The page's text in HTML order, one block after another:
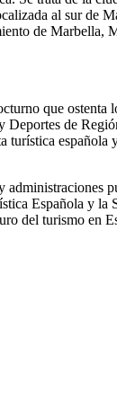
al sur de
de Marbella,
que
de
Española y
del turismo en